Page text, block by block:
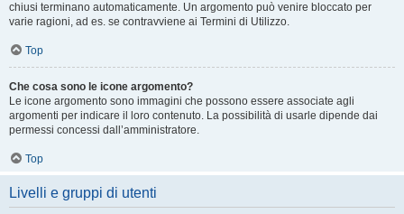
chiusi terminano automaticamente. Un argomento può venire bloccato per
varie ragioni, ad es. se contravviene ai Termini di Utilizzo.
Top
Che cosa sono le icone argomento?
Le icone argomento sono immagini che possono essere associate agli
argomenti per indicare il loro contenuto. La possibilità di usarle dipende dai
permessi concessi dall’amministratore.
Top
Livelli e gruppi di utenti